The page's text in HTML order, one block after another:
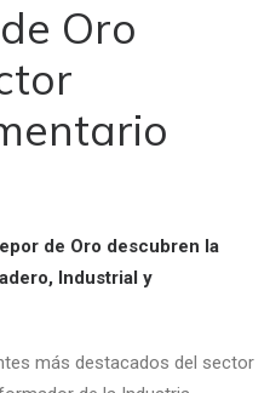
Oro
de Oro descubren la
Industrial y
más destacados del sector